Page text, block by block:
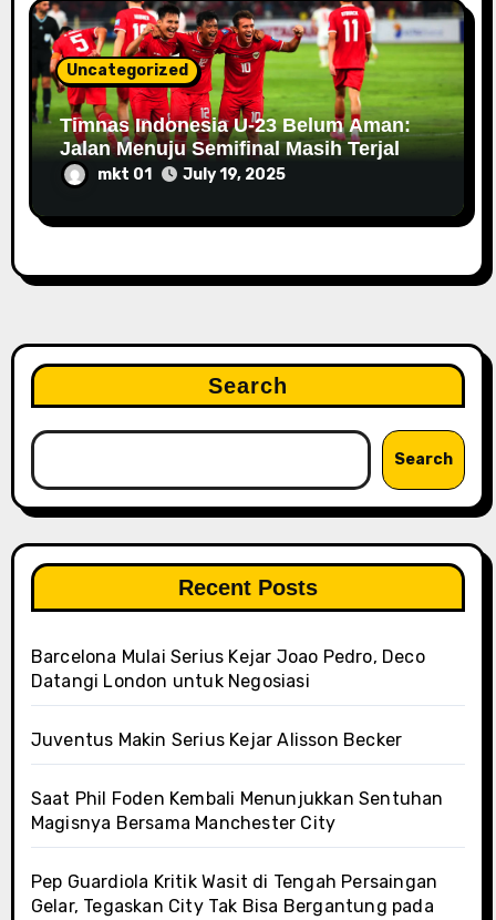
Uncategorized
Timnas Indonesia U-23 Belum Aman:
Jalan Menuju Semifinal Masih Terjal
mkt 01 July 19, 2025
Search
Search
Recent Posts
Barcelona Mulai Serius Kejar Joao Pedro, Deco
Datangi London untuk Negosiasi
Juventus Makin Serius Kejar Alisson Becker
Saat Phil Foden Kembali Menunjukkan Sentuhan
Magisnya Bersama Manchester City
Pep Guardiola Kritik Wasit di Tengah Persaingan
Gelar, Tegaskan City Tak Bisa Bergantung pada